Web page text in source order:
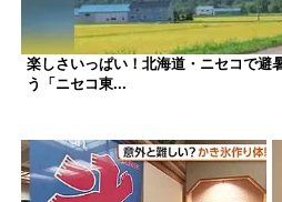
楽しさいっぱい！北海道・ニセコで避
う「ニセコ東...